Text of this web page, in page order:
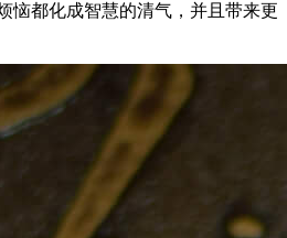
恼都化成智慧的清气，并且带来更